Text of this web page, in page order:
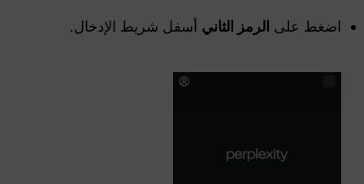
اضغط على الرمز الثاني أسفل شريط الإدخال.